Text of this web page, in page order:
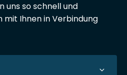
uns so schnell und
mit Ihnen in Verbindung